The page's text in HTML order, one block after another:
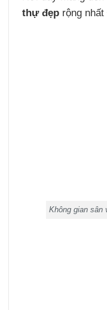
thự đẹprộng nhất
Không gian sân